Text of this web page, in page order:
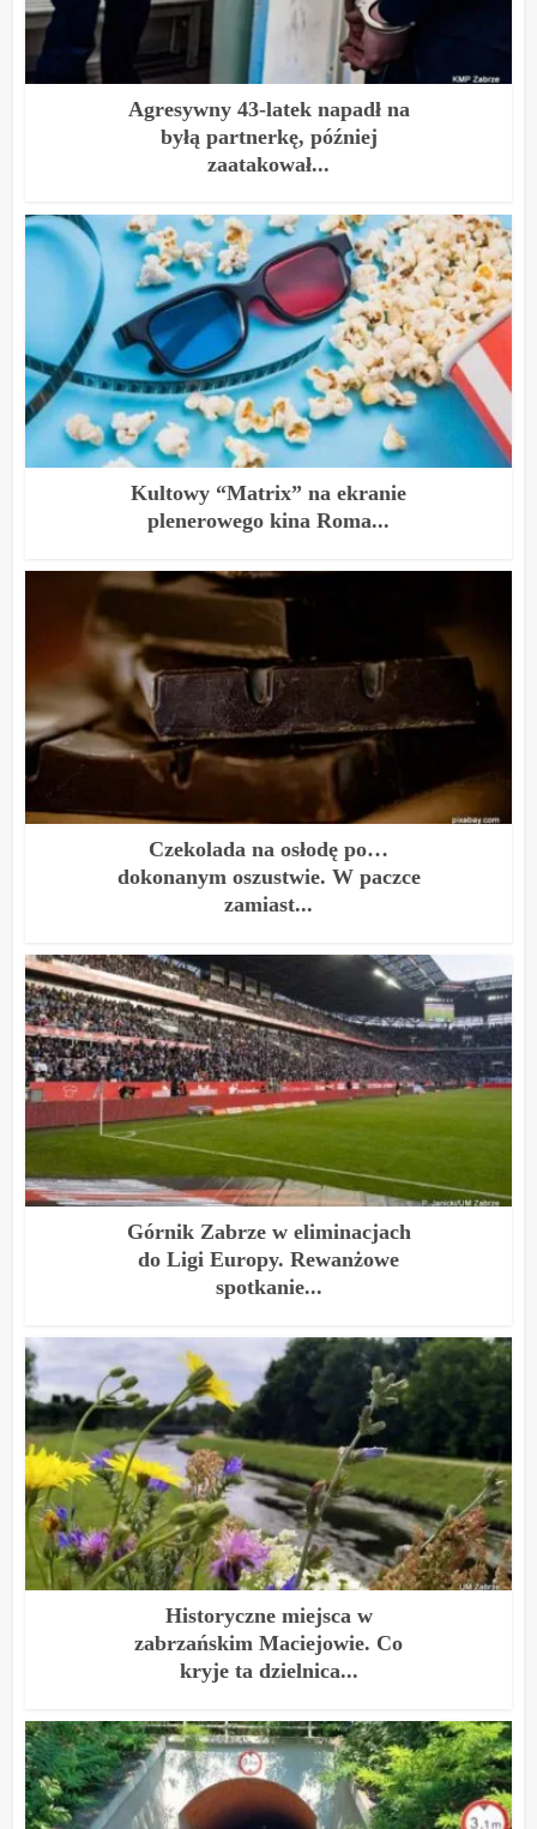
Agresywny 43-latek napadł na
byłą partnerkę, później
zaatakował...
Kultowy “Matrix” na ekranie
plenerowego kina Roma...
Czekolada na osłodę po…
dokonanym oszustwie. W paczce
zamiast...
Górnik Zabrze w eliminacjach
do Ligi Europy. Rewanżowe
spotkanie...
Historyczne miejsca w
zabrzańskim Maciejowie. Co
kryje ta dzielnica...